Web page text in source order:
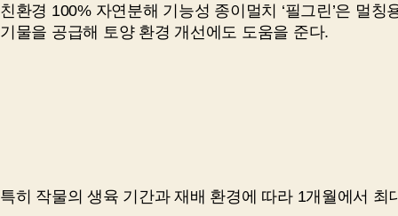
친환경 100% 자연분해 기능성 종이멀치 ‘필그린’은 멀
기물을 공급해 토양 환경 개선에도 도움을 준다.
특히 작물의 생육 기간과 재배 환경에 따라 1개월에서